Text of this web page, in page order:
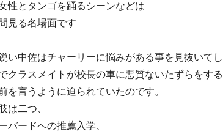
性とタンゴを踊るシーンなどは
見る名場面です
い中佐はチャーリーに悩みがある事を見抜いてし
クラスメイトが校長の車に悪質ないたずらをす
を言うように迫られていたのです。
は二つ、
バードへの推薦入学、